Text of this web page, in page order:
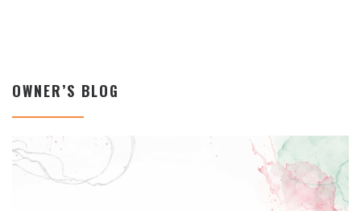
OWNER’S BLOG